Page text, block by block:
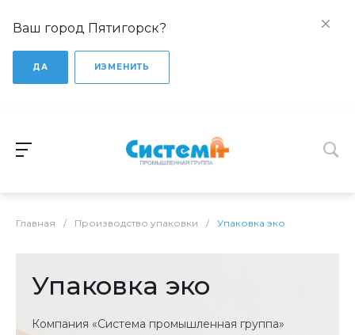
Ваш город Пятигорск?
ДА ИЗМЕНИТЬ
Главная / Производство упаковки / Упаковка эко
Упаковка эко
Компания «Система промышленная группа»